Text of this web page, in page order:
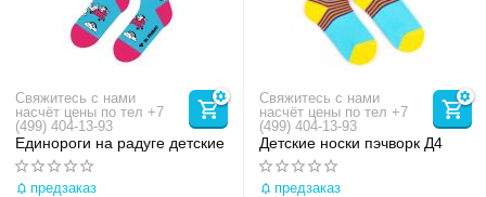
Свяжитесь с нами
насчёт цены по тел +7
(499) 404-13-93
Единороги на радуге детские
предзаказ
Свяжитесь с нами
насчёт цены по тел +7
(499) 404-13-93
Детские носки пэчворк Д4
предзаказ